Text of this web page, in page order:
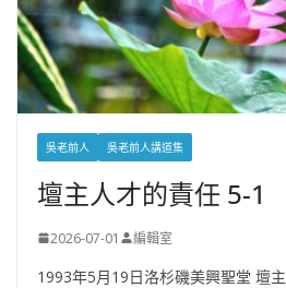
吳老前人 吳老前人講道集
壇主人才的責任 5-1
2026-07-01 編輯室
1993年5月19日洛杉磯美興聖堂 壇主